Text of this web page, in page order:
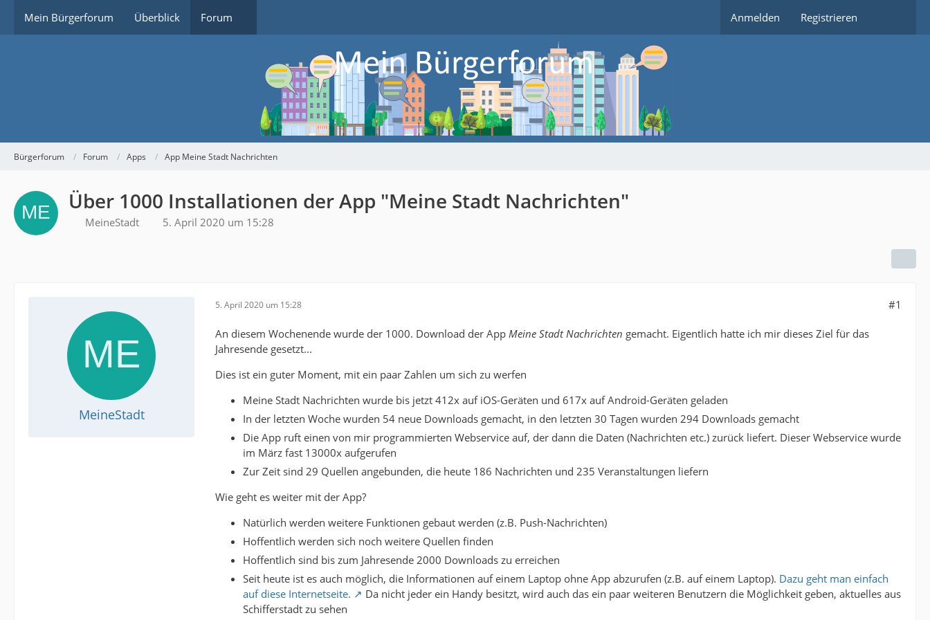
Mein Bürgerforum Überblick Forum Anmelden Registrieren
Bürgerforum Forum Apps App Meine Stadt Nachrichten
Über 1000 Installationen der App "Meine Stadt Nachrichten"
MeineStadt 5. April 2020 um 15:28
MeineStadt
5. April 2020 um 15:28 #1
An diesem Wochenende wurde der 1000. Download der App Meine Stadt Nachrichten gemacht. Eigentlich hatte ich mir dieses Ziel für das
Jahresende gesetzt...
Dies ist ein guter Moment, mit ein paar Zahlen um sich zu werfen
Meine Stadt Nachrichten wurde bis jetzt 412x auf iOS-Geräten und 617x auf Android-Geräten geladen
In der letzten Woche wurden 54 neue Downloads gemacht, in den letzten 30 Tagen wurden 294 Downloads gemacht
Die App ruft einen von mir programmierten Webservice auf, der dann die Daten (Nachrichten etc.) zurück liefert. Dieser Webservice wurde
im März fast 13000x aufgerufen
Zur Zeit sind 29 Quellen angebunden, die heute 186 Nachrichten und 235 Veranstaltungen liefern
Wie geht es weiter mit der App?
Natürlich werden weitere Funktionen gebaut werden (z.B. Push-Nachrichten)
Hoffentlich werden sich noch weitere Quellen finden
Hoffentlich sind bis zum Jahresende 2000 Downloads zu erreichen
Seit heute ist es auch möglich, die Informationen auf einem Laptop ohne App abzurufen (z.B. auf einem Laptop). Dazu geht man einfach
auf diese Internetseite.
Da nicht jeder ein Handy besitzt, wird auch das ein paar weiteren Benutzern die Möglichkeit geben, aktuelles aus
Schifferstadt zu sehen